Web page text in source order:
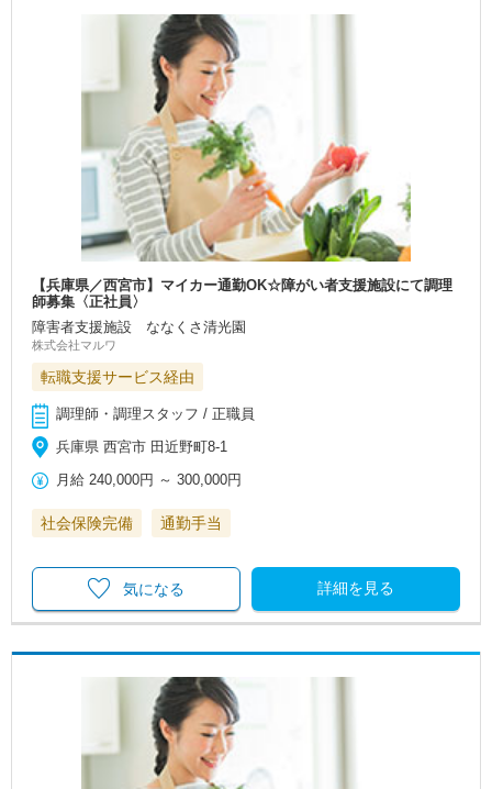
【兵庫県／西宮市】マイカー通勤OK☆障がい者支援施設にて調理
師募集〈正社員〉
障害者支援施設 ななくさ清光園
株式会社マルワ
転職支援サービス経由
調理師・調理スタッフ / 正職員
兵庫県 西宮市 田近野町8‐1
月給 240,000円 ～300,000円
社会保険完備 通勤手当
詳細を見る
気になる